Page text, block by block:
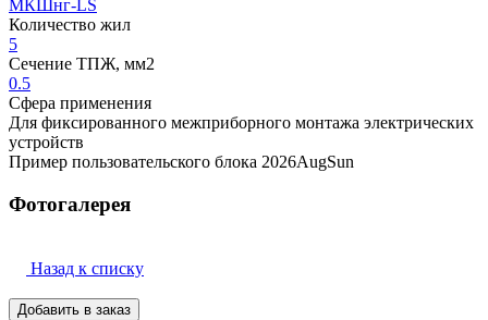
МКШнг-LS
Количество жил
5
Сечение ТПЖ, мм2
0.5
Сфера применения
Для фиксированного межприборного монтажа электрических
устройств
Пример пользовательского блока 2026AugSun
Фотогалерея
Назад к списку
Добавить в заказ